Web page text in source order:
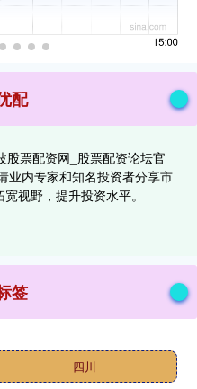
配
票配资网_股票配资论坛官
业内专家和知名投资者分享市
视野，提升投资水平。
签
四川